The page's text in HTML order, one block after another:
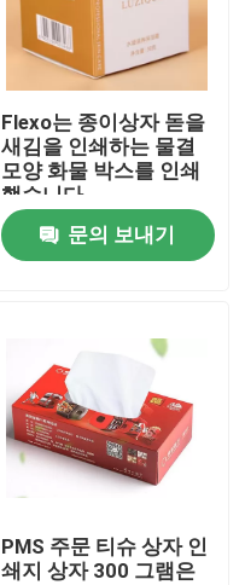
Flexo는 종이상자 돋을
새김을 인쇄하는 물결
모양 화물 박스를 인쇄
했습니다
문의 보내기
PMS 주문 티슈 상자 인
쇄지 상자 300 그램은